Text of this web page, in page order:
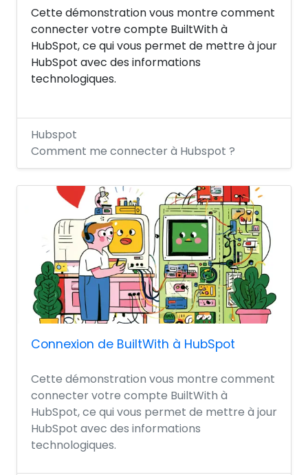
Cette démonstration vous montre comment
connecter votre compte BuiltWith à
HubSpot, ce qui vous permet de mettre à jour
HubSpot avec des informations
technologiques.
Hubspot
Comment me connecter à Hubspot ?
Connexion de BuiltWith à HubSpot
Cette démonstration vous montre comment
connecter votre compte BuiltWith à
HubSpot, ce qui vous permet de mettre à jour
HubSpot avec des informations
technologiques.